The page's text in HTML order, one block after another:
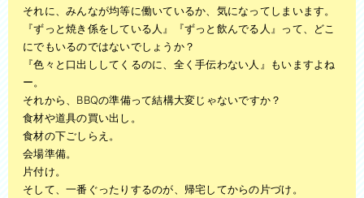
それに、みんなが均等に働いているか、気になってしまいます。
『ずっと焼き係をしている人』『ずっと飲んでる人』って、どこ
にでもいるのではないでしょうか？
『色々と口出ししてくるのに、全く手伝わない人』もいますよね
ー。
それから、BBQの準備って結構大変じゃないですか？
食材や道具の買い出し。
食材の下ごしらえ。
会場準備。
片付け。
そして、一番ぐったりするのが、帰宅してからの片づけ。